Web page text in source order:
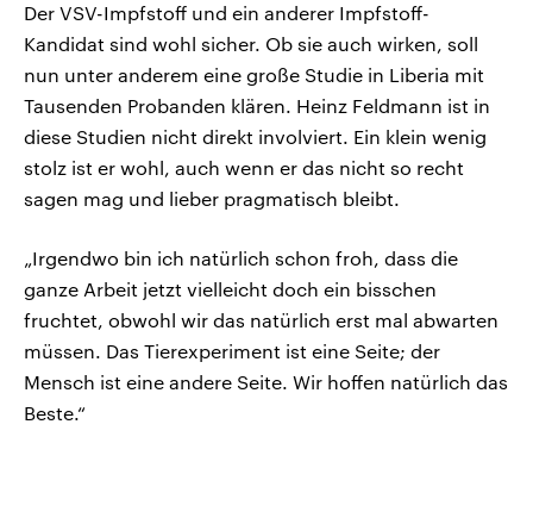
Der VSV-Impfstoff und ein anderer Impfstoff-
Kandidat sind wohl sicher. Ob sie auch wirken, soll
nun unter anderem eine große Studie in Liberia mit
Tausenden Probanden klären. Heinz Feldmann ist in
diese Studien nicht direkt involviert. Ein klein wenig
stolz ist er wohl, auch wenn er das nicht so recht
sagen mag und lieber pragmatisch bleibt.
„Irgendwo bin ich natürlich schon froh, dass die
ganze Arbeit jetzt vielleicht doch ein bisschen
fruchtet, obwohl wir das natürlich erst mal abwarten
müssen. Das Tierexperiment ist eine Seite; der
Mensch ist eine andere Seite. Wir hoffen natürlich das
Beste.“